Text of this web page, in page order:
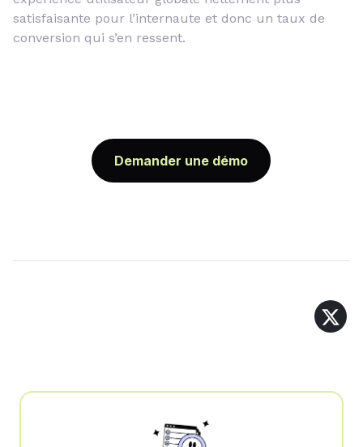
satisfaisante pour l’internaute et donc un taux de
conversion qui s’en ressent.
Demander une démo